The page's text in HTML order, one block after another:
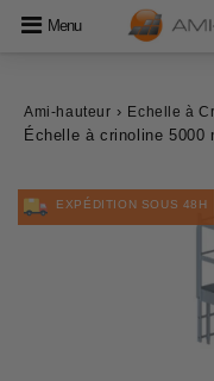
Menu
Ami-hauteur › Echelle à
Échelle à crinoline 5000
EXPÉDITION SOUS 48H